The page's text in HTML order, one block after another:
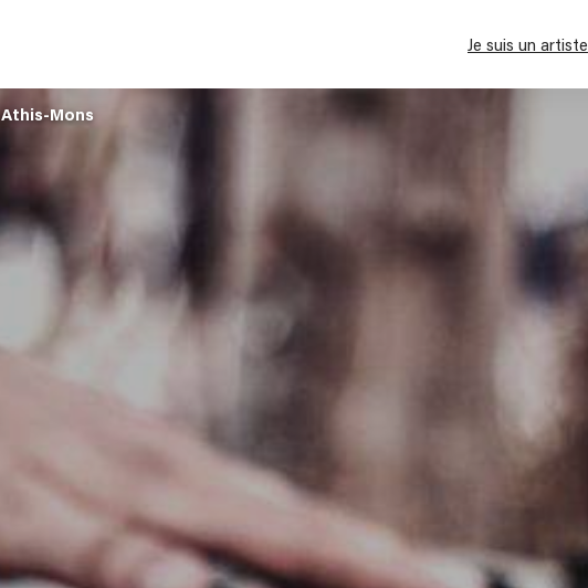
Je suis un artiste
Athis-Mons